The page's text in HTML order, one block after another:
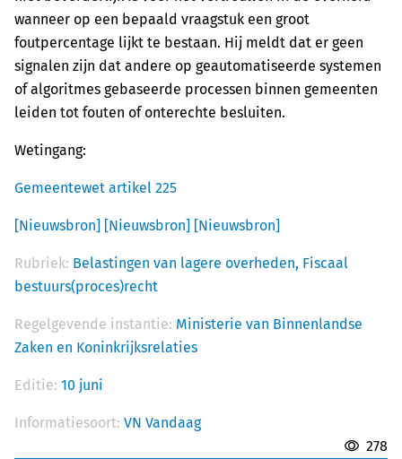
wanneer op een bepaald vraagstuk een groot
foutpercentage lijkt te bestaan. Hij meldt dat er geen
signalen zijn dat andere op geautomatiseerde systemen
of algoritmes gebaseerde processen binnen gemeenten
leiden tot fouten of onterechte besluiten.
Wetingang:
Gemeentewet artikel 225
[Nieuwsbron] [Nieuwsbron] [Nieuwsbron]
Rubriek: Belastingen van lagere overheden, Fiscaal
bestuurs(proces)recht
Regelgevende instantie: Ministerie van Binnenlandse
Zaken en Koninkrijksrelaties
Editie: 10 juni
Informatiesoort: VN Vandaag
278